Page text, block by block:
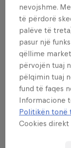
2018 UCI
PLACE
2m 55.114s
nevojshme.
të përdorë
palëve të
pasur një
qëllime
përvojën tuaj
pëlqimin tuaj
fund të faqes
Informacione
Politikën tonë
Cookies direkt